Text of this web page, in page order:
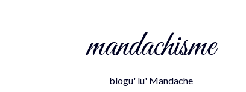
mandachisme
blogu' lu' Mandache